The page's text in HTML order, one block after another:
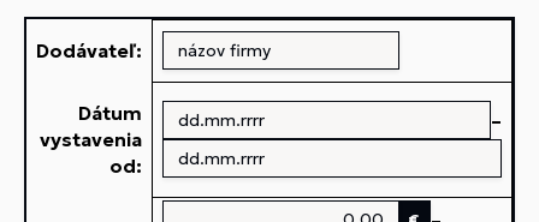
Dodávateľ:
Dátum
vystavenia
od:
–